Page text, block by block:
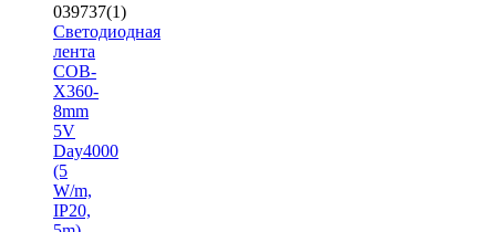
039737(1)
Светодиодная
лента
COB-
X360-
8mm
5V
Day4000
(5
W/m,
IP20,